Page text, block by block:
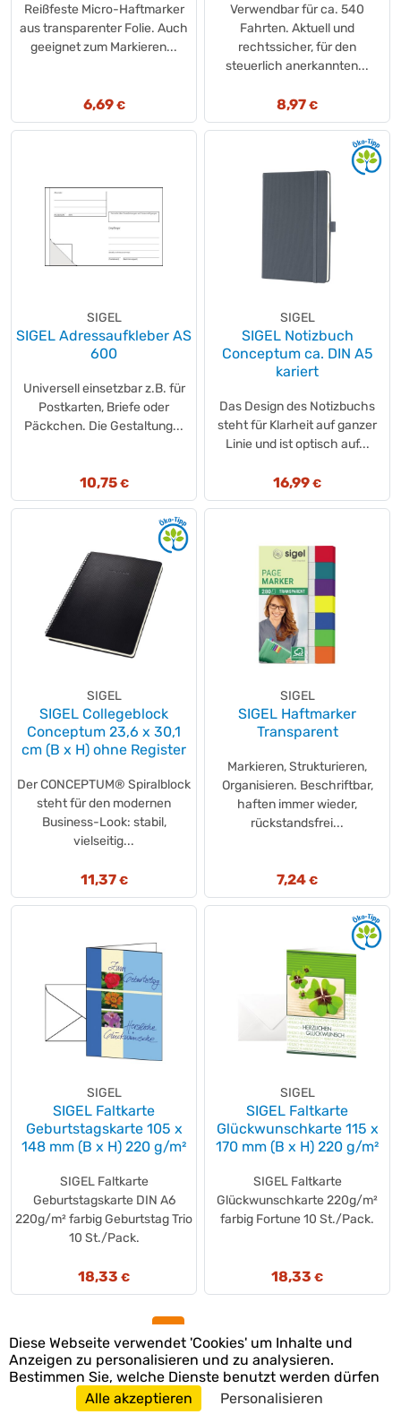
Reißfeste Micro-Haftmarker
aus transparenter Folie. Auch
geeignet zum Markieren...
6,69€
Verwendbar für ca. 540
Fahrten. Aktuell und
rechtssicher, für den
steuerlich anerkannten...
8,97 €
SIGEL
SIGEL Adressaufkleber AS
600
Universell einsetzbar z.B. für
Postkarten, Briefe oder
Päckchen. Die Gestaltung...
10,75€
SIGEL
SIGEL Notizbuch
Conceptum ca. DIN A5
kariert
Das Design des Notizbuchs
steht für Klarheit auf ganzer
Linie und ist optisch auf...
16,99 €
SIGEL
SIGEL Collegeblock
Conceptum 23,6 x 30,1
cm (B x H) ohne Register
Der CONCEPTUM® Spiralblock
steht für den modernen
Business-Look: stabil,
vielseitig...
11,37€
SIGEL
SIGEL Haftmarker
Transparent
Markieren, Strukturieren,
Organisieren. Beschriftbar,
haften immer wieder,
rückstandsfrei...
7,24 €
SIGEL
SIGEL Faltkarte
Geburtstagskarte 105 x
148 mm (B x H) 220 g/m²
SIGEL Faltkarte
Geburtstagskarte DIN A6
220g/m² farbig Geburtstag Trio
10 St./Pack.
18,33 €
SIGEL
SIGEL Faltkarte
Glückwunschkarte 115 x
170 mm (B x H) 220 g/m²
SIGEL Faltkarte
Glückwunschkarte 220g/m²
farbig Fortune 10 St./Pack.
18,33 €
Diese Webseite verwendet 'Cookies' um Inhalte und
Anzeigen zu personalisieren und zu analysieren.
Bestimmen Sie, welche Dienste benutzt werden dürfen
Alle akzeptieren
Personalisieren